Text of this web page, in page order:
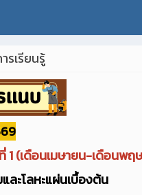
รเรียนรู้
1 (เดือนเมษายน-เดือนพฤ
ละโลหะแผ่นเบื้องต้น